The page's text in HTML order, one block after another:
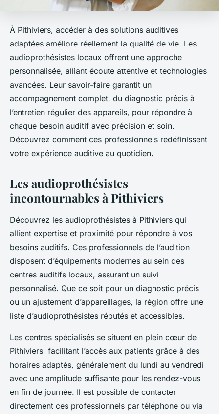
À Pithiviers, accéder à des solutions auditives
adaptées améliore réellement la qualité de vie. Les
audioprothésistes locaux offrent une approche
personnalisée, alliant écoute attentive et technologies
avancées. Leur savoir-faire garantit un
accompagnement complet, du diagnostic précis à
l’entretien régulier des appareils, pour répondre à
chaque besoin auditif avec précision et soin.
Découvrez comment ces professionnels redéfinissent
votre expérience auditive au quotidien.
Les audioprothésistes
incontournables à Pithiviers
Découvrez les audioprothésistes à Pithiviers qui
allient expertise et proximité pour répondre à vos
besoins auditifs. Ces professionnels de l’audition
disposent d’équipements modernes au sein des
centres auditifs locaux, assurant un suivi
personnalisé. Que ce soit pour un diagnostic précis
ou un ajustement d’appareillages, la région offre une
liste d’audioprothésistes réputés et accessibles.
Les centres spécialisés se situent en plein cœur de
Pithiviers, facilitant l’accès aux patients grâce à des
horaires adaptés, généralement du lundi au vendredi
avec une amplitude suffisante pour les rendez-vous
en fin de journée. Il est possible de contacter
directement ces professionnels par téléphone ou via